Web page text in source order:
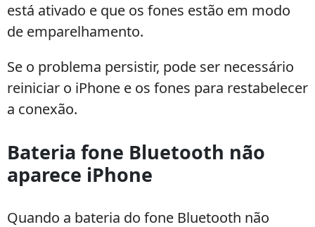
está ativado e que os fones estão em modo
de emparelhamento.
Se o problema persistir, pode ser necessário
reiniciar o iPhone e os fones para restabelecer
a conexão.
Bateria fone Bluetooth não
aparece iPhone
Quando a bateria do fone Bluetooth não